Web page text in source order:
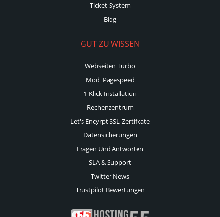
Ticket-System
Blog
GUT ZU WISSEN
Webseiten Turbo
Mod_Pagespeed
1-Klick Installation
Rechenzentrum
Let's Encyrpt SSL-Zertifkate
Datensicherungen
Fragen Und Antworten
SLA & Support
Twitter News
Trustpilot Bewertungen